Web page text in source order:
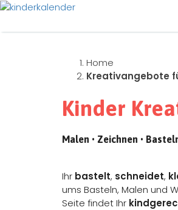
Home
Kreativangebote
Kinder
Malen • Zeichnen •
Ihr bastelt, schneidet,
ums Basteln, Malen und
Seite findet Ihr